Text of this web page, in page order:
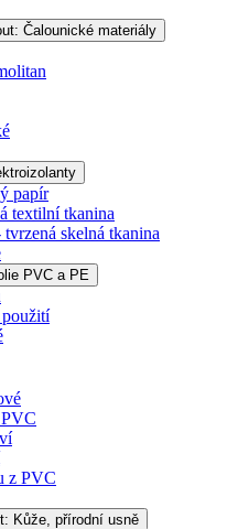
Čalounické materiály
papír
textilní tkanina
skelná tkanina
PVC a PE
z PVC
Kůže, přírodní usně